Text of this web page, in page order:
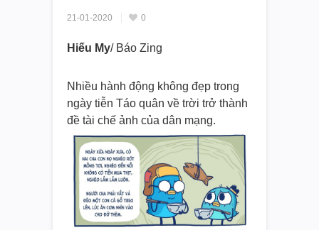
21-01-2020 0
Hiếu My/ Báo Zing
Nhiều hành động không đẹp trong
ngày tiễn Táo quân về trời trở thành
đề tài chế ảnh của dân mạng.